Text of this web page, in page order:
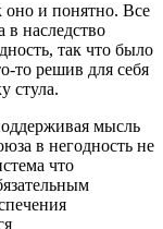
и понятно. Все
в наследство
так что было
то решив для себя
стула.
мысль
в негодность не
что